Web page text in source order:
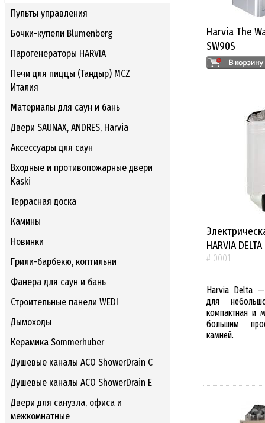
Пульты управления
Бочки-купели Blumenberg
Парогенераторы HARVIA
Печи для пиццы (Тандыр) MCZ
Италия
Материалы для саун и бань
Двери SAUNAX, ANDRES, Harvia
Аксессуары для саун
Входные и противопожарные двери
Kaski
Террасная доска
Камины
Новинки
Грили-барбекю, коптильни
Фанера для саун и бань
Строительные панели WEDI
Дымоходы
Керамика Sommerhuber
Душевые каналы ACO ShowerDrain C
Душевые каналы ACO ShowerDrain E
Двери для санузла, офиса и
межкомнатные
Harvia The
SW90S
HARVIA
# 0001
Harvia Delta
для
компактная и
большим
камней.